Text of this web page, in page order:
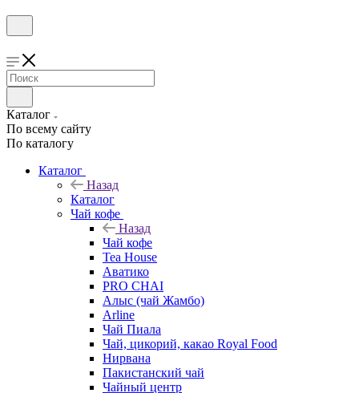
Каталог
По всему сайту
По каталогу
Каталог
Назад
Каталог
Чай кофе
Назад
Чай кофе
Tea House
Аватико
PRO CHAI
Алыс (чай Жамбо)
Arline
Чай Пиала
Чай, цикорий, какао Royal Food
Нирвана
Пакистанский чай
Чайный центр